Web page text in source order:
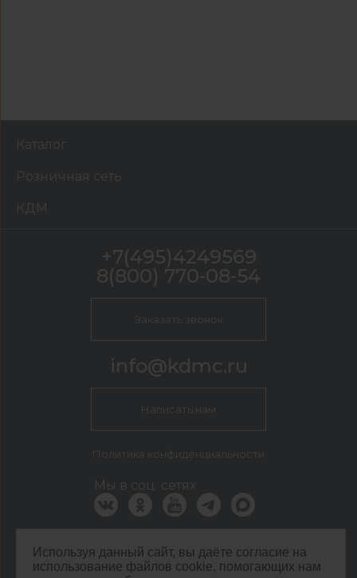
Используя данный сайт, вы даёте согласие на
использование файлов cookie, помогающих нам
Каталог
Розничная сеть
КДМ
КДМ Москва
г. Москва, Кавказский бульвар, 54
+7(495)4249569
8(800) 770-08-54
Заказать звонок
info@kdmc.ru
Написать нам
Политика конфиденциальности
Мы в соц. сетях